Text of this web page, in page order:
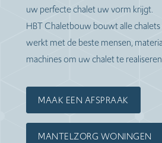
uw perfecte chalet uw vorm krijgt.
HBT Chaletbouw bouwt alle chalets
werkt met de beste mensen,
machines om uw chalet te
MAAK EEN AFSPRAAK
MANTELZORG WONINGEN